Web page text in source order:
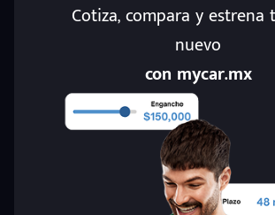
Cotiza, compara y
nuevo
con mycar.mx